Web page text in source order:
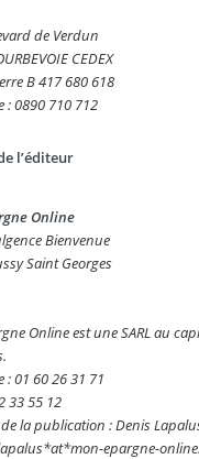
de Verdun
CEDEX
B 417 680 618
: 0890 710 712
l’éditeur
Online
Bienvenue
Saint Georges
Online est une SARL au
: 01 60 26 31 71
33 55 12
la publication : Denis
epargne-